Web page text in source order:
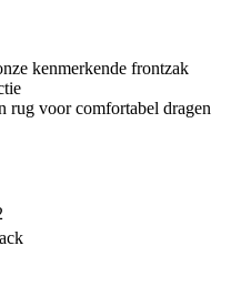
kenmerkende frontzak
rug voor comfortabel dragen